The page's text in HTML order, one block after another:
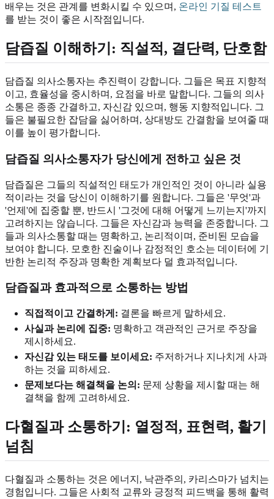
배우는 것은 관계를 변화시킬 수 있으며, 온라인 기질 테스트
를 받는 것이 좋은 시작점입니다.
담즙질 이해하기: 직설적 , 결단력, 단호함
담즙질 의사소통자는 추진력이 강합니다. 그들은 목표 지향적
이고, 효율성을 중시하며, 요점을 바로 말합니다. 그들의 의사
소통은 종종 간결하고, 자신감 있으며, 행동 지향적입니다. 그
들은 불필요한 잡담을 싫어하며, 상대방도 간결함을 보여줄 때
이를 높이 평가합니다.
담즙질 의사소통자가 당신에게 전하고 싶은 것
담즙질은 그들의 직설적인 태도가 개인적인 것이 아니라 실용
적이라는 것을 당신이 이해하기를 원합니다. 그들은 '무엇'과
'언제'에 집중할 뿐, 반드시 '그것에 대해 어떻게 느끼는지'까지
고려하지는 않습니다. 그들은 자신감과 능력을 존중합니다. 그
들과 의사소통할 때는 명확하고, 논리적이며, 준비된 모습을
보여야 합니다. 모호한 진술이나 감정적인 호소는 데이터에 기
반한 논리적 주장과 명확한 계획보다 덜 효과적입니다.
담즙질과 효과적으로 소통하는 방법
직접적이고 간결하게: 결론을 빠르게 말하세요.
사실과 논리에 집중: 명확하고 객관적인 근거로 주장을
제시하세요.
자신감 있는 태도를 보이세요: 주저하거나 지나치게 사과
하는 것을 피하세요.
문제보다는 해결책을 논의: 문제 상황을 제시할 때는 해
결책을 함께 고려하세요.
다혈질과 소통하기: 열정적 , 표현력, 활기
넘침
다혈질과 소통하는 것은 에너지, 낙관주의, 카리스마가 넘치는
경험입니다. 그들은 사회적 교류와 긍정적 피드백을 통해 활력